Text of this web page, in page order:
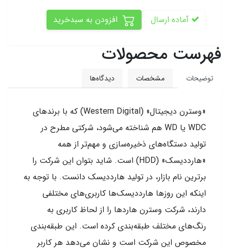
آماده ارسال
فهرست محصولات
توضیحات مشخصات دیدگاه‌ها
«وسترن دیجیتال» (Western Digital) که با برند‌های
WDC یا WD هم شناخته می‌شود، شرکتی مطرح در
تولید دستگا‌ه‌های ذخیره‌سازی و مهم‌تر از همه
«هارددیسک‌» (HDD) است. شاید بتوان این شرکت را
برترین نام بازار، در تولید هارددیسک دانست. با توجه به
اینکه این روزها هارددیسک‌ها کاربری‌های مختلفی
دارند، شرکت وسترن هارد‌ها را از لحاظ کاربری به
رنگ‌های مختلف طبقه‌بندی کرده است. این طبقه‌بندی
مخصوص این شرکت است و نشان می‌دهد هر کاربر